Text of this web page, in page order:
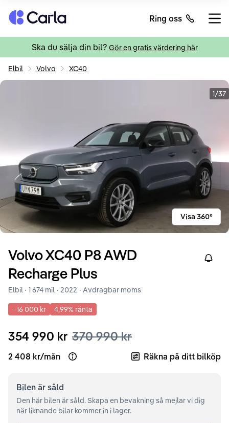
Tillbaka till startsidan Ring oss
Ska du sälja din bil? Gör en gratis värdering här
Elbil Volvo XC40
1/37
Visa 360°
VolvoXC40 P8 AWD
Recharge Plus
Right
Elbil · 1 674 mil · 2022 · Avdragbar moms
- 16 000 kr 4,99% ränta
354 990 kr 370 990 kr
2 408 kr/mån Open loan example Räkna på ditt bilköp
Bilen är såld
Den här bilen är såld. Skapa en bevakning så mejlar vi dig
när liknande bilar kommer in i lager.